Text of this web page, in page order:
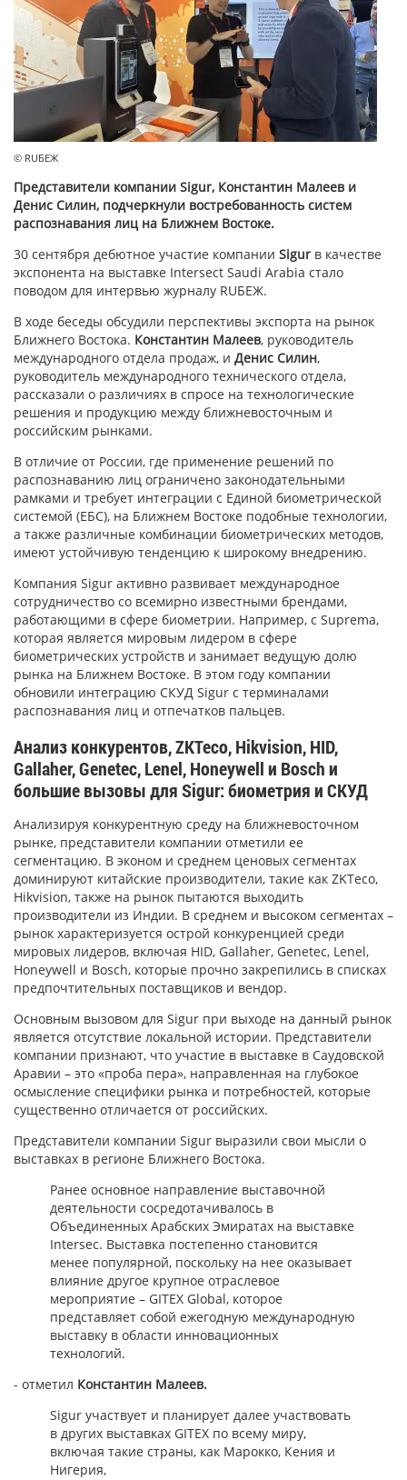
© RUБЕЖ
Представители компании Sigur, Константин Малеев и
Денис Силин, подчеркнули востребованность систем
распознавания лиц на Ближнем Востоке.
30 сентября дебютное участие компании Sigur в качестве
экспонента на выставке Intersect Saudi Arabia стало
поводом для интервью журналу RUБЕЖ.
В ходе беседы обсудили перспективы экспорта на рынок
Ближнего Востока. Константин Малеев, руководитель
международного отдела продаж, и Денис Силин,
руководитель международного технического отдела,
рассказали о различиях в спросе на технологические
решения и продукцию между ближневосточным и
российским рынками.
В отличие от России, где применение решений по
распознаванию лиц ограничено законодательными
рамками и требует интеграции с Единой биометрической
системой (ЕБС), на Ближнем Востоке подобные технологии,
а также различные комбинации биометрических методов,
имеют устойчивую тенденцию к широкому внедрению.
Компания Sigur активно развивает международное
сотрудничество со всемирно известными брендами,
работающими в сфере биометрии. Например, с Suprema,
которая является мировым лидером в сфере
биометрических устройств и занимает ведущую долю
рынка на Ближнем Востоке. В этом году компании
обновили интеграцию СКУД Sigur с терминалами
распознавания лиц и отпечатков пальцев.
Анализ конкурентов, ZKTeco, Hikvision, HID,
Gallaher, Genetec, Lenel, Honeywell и Bosch и
большие вызовы для Sigur: биометрия и СКУД
Анализируя конкурентную среду на ближневосточном
рынке, представители компании отметили ее
сегментацию. В эконом и среднем ценовых сегментах
доминируют китайские производители, такие как ZKTeco,
Hikvision, также на рынок пытаются выходить
производители из Индии. В среднем и высоком сегментах –
рынок характеризуется острой конкуренцией среди
мировых лидеров, включая HID, Gallaher, Genetec, Lenel,
Honeywell и Bosch, которые прочно закрепились в списках
предпочтительных поставщиков и вендор.
Основным вызовом для Sigur при выходе на данный рынок
является отсутствие локальной истории. Представители
компании признают, что участие в выставке в Саудовской
Аравии – это «проба пера», направленная на глубокое
осмысление специфики рынка и потребностей, которые
существенно отличается от российских.
Представители компании Sigur выразили свои мысли о
выставках в регионе Ближнего Востока.
Ранее основное направление выставочной
деятельности сосредотачивалось в
Объединенных Арабских Эмиратах на выставке
Intersec. Выставка постепенно становится
менее популярной, поскольку на нее оказывает
влияние другое крупное отраслевое
мероприятие – GITEX Global, которое
представляет собой ежегодную международную
выставку в области инновационных
технологий.
- отметил Константин Малеев.
Sigur участвует и планирует далее участвовать
в других выставках GITEX по всему миру,
включая такие страны, как Марокко, Кения и
Нигерия,